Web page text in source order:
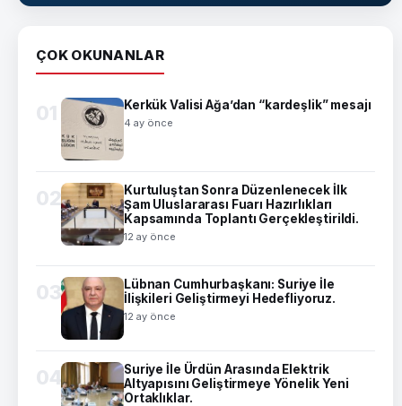
ÇOK OKUNANLAR
01 Kerkük Valisi Ağa’dan “kardeşlik” mesajı
4 ay önce
02
Kurtuluştan Sonra Düzenlenecek İlk
Şam Uluslararası Fuarı Hazırlıkları
Kapsamında Toplantı Gerçekleştirildi.
12 ay önce
03
Lübnan Cumhurbaşkanı: Suriye İle
İlişkileri Geliştirmeyi Hedefliyoruz.
12 ay önce
04
Suriye İle Ürdün Arasında Elektrik
Altyapısını Geliştirmeye Yönelik Yeni
Ortaklıklar.